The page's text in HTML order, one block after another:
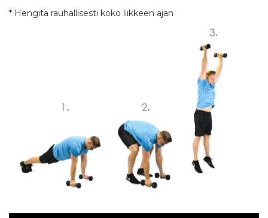
* Hengitä rauhallisesti koko liikkeen ajan